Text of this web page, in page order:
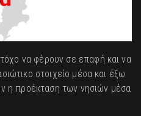
να φέρουν σε επαφή και να
στοιχείο μέσα και έξω
η προέκταση των νησιών μέσα